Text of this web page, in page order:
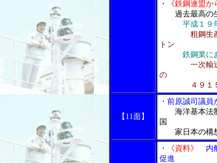
・
《鉄鋼連盟
過去最高の
平成１９
粗鋼生
トン
鉄鋼業に
一次輸
の
４９１５
【11面】
・前原誠司議
海洋基本法
国
家日本の構
・ 《資料》
内
促進